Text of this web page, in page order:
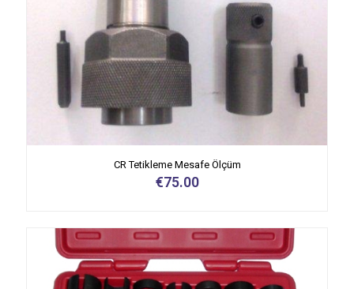
CR Tetikleme Mesafe Ölçüm
€75.00